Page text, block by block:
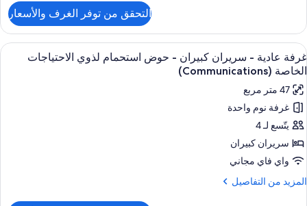
الخاصة
منظر
للمدينة
(Communications)
غرفة
سريران
كبيران
تجهيزات
لذوي
الاحتياجات
الخاصة
-
للمدينة
(Communications)
التحقق من توفر الغرف والأسعار
استعراض
جميع
صور
غرفة
عادية
-
سريران
كبيران
-
حوض
9
غرفة عادية - سريران كبيران - حوض استحمام لذوي الاحتياجات
الخاصة (Communications)
47 متر مربع
غرفة نوم واحدة
يتّسع لـ 4
سريران كبيران
واي فاي مجاني
المزيد من التفاصيل
المزيد